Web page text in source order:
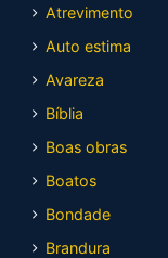
Atrevimento
Auto estima
Avareza
Bíblia
Boas obras
Boatos
Bondade
Brandura